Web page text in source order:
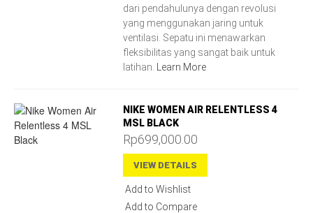
dari pendahulunya dengan revolusi
yang menggunakan jaring untuk
ventilasi. Sepatu ini menawarkan
fleksibilitas yang sangat baik untuk
latihan.
Learn More
NIKE WOMEN AIR RELENTLESS 4
MSL BLACK
Rp699,000.00
VIEW DETAILS
Add to Wishlist
Add to Compare